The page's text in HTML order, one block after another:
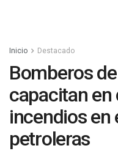
Inicio Destacado
Bomberos
capacitan
incendios
petroleras